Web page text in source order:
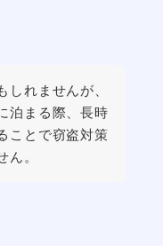
しれませんが、
泊まる際、長時
ことで窃盗対策
ん。